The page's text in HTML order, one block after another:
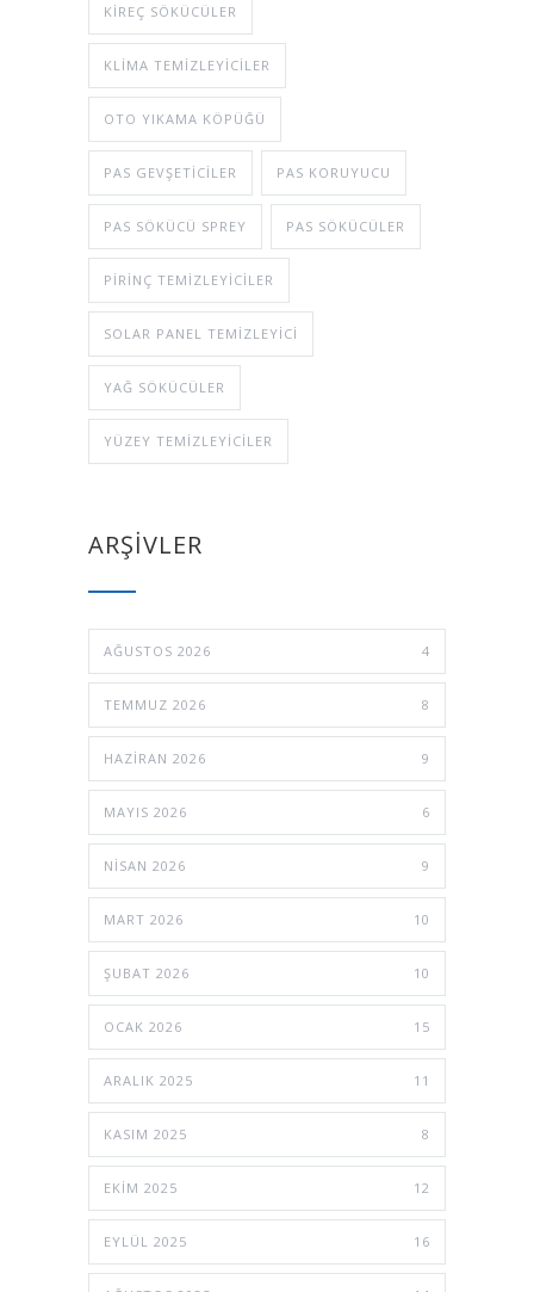
KIREÇ SÖKÜCÜLER
KLIMA TEMIZLEYICILER
OTO YIKAMA KÖPÜĞÜ
PAS GEVŞETICILER PAS KORUYUCU
PAS SÖKÜCÜ SPREY PAS SÖKÜCÜLER
PIRINÇ TEMIZLEYICILER
SOLAR PANEL TEMIZLEYICI
YAĞ SÖKÜCÜLER
YÜZEY TEMIZLEYICILER
ARŞİVLER
AĞUSTOS 2026 4
TEMMUZ 2026 8
HAZIRAN 2026 9
MAYIS 2026 6
NISAN 2026 9
MART 2026 10
ŞUBAT 2026 10
OCAK 2026 15
ARALIK 2025 11
KASIM 2025 8
EKIM 2025 12
EYLÜL 2025 16